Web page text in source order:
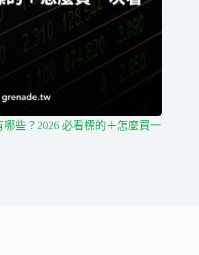
些？2026 必看標的＋怎麼買一